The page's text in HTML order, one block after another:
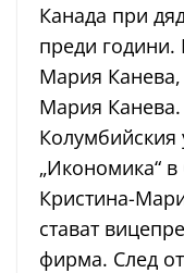
Канада при
преди години.
Мария Канева,
Мария
Колумбийския
„Икономика“
Кристина-
стават
фирма. След